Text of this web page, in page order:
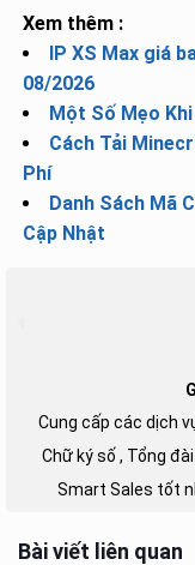
Xem thêm :
IP XS Max giá
08/2026
Một Số Mẹo
Cách Tải
Phí
Danh Sách Mã
Cập Nhật
Cung cấp các dịch
Chữ ký số , Tổng
Smart Sales tốt
Bài viết liên quan